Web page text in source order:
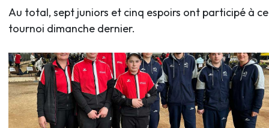
Au total, sept juniors et cinq espoirs ont participé à ce
tournoi dimanche dernier.